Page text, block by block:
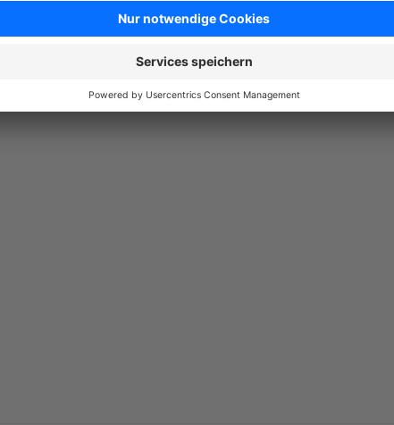
Support Anfrage wurde sehr schnell beantwortet und Update zur